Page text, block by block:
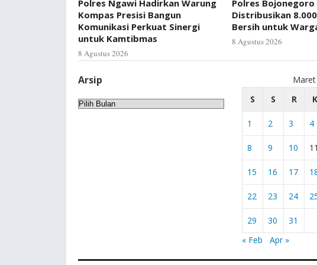
Polres Ngawi Hadirkan Warung
Kompas Presisi Bangun
Komunikasi Perkuat Sinergi
untuk Kamtibmas
8 Agustus 2026
Polres Bojonegoro
Distribusikan
Bersih untuk
8 Agustus 2026
Arsip
Arsip
Maret
S
S R K
1 2 3 4
8 9 10 11
15 16 17
22 23 24
29 30
31
« Feb
Apr »